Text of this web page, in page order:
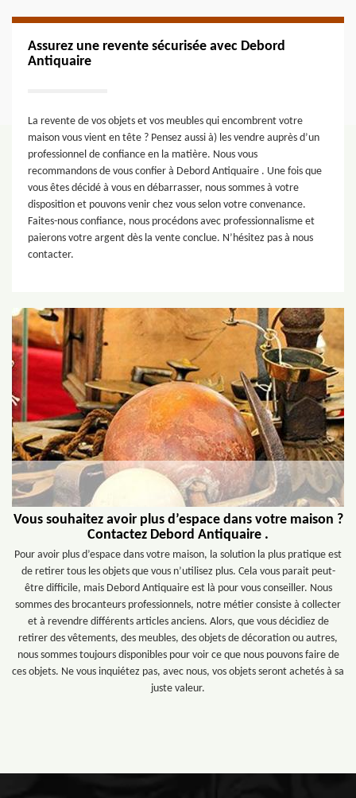
Assurez une revente sécurisée avec Debord
Antiquaire
La revente de vos objets et vos meubles qui encombrent votre
maison vous vient en tête ? Pensez aussi à) les vendre auprès d’un
professionnel de confiance en la matière. Nous vous
recommandons de vous confier à Debord Antiquaire . Une fois que
vous êtes décidé à vous en débarrasser, nous sommes à votre
disposition et pouvons venir chez vous selon votre convenance.
Faites-nous confiance, nous procédons avec professionnalisme et
paierons votre argent dès la vente conclue. N’hésitez pas à nous
contacter.
Vous souhaitez avoir plus d’espace dans votre maison ?
Contactez Debord Antiquaire .
Pour avoir plus d’espace dans votre maison, la solution la plus pratique est
de retirer tous les objets que vous n’utilisez plus. Cela vous parait peut-
être difficile, mais Debord Antiquaire est là pour vous conseiller. Nous
sommes des brocanteurs professionnels, notre métier consiste à collecter
et à revendre différents articles anciens. Alors, que vous décidiez de
retirer des vêtements, des meubles, des objets de décoration ou autres,
nous sommes toujours disponibles pour voir ce que nous pouvons faire de
ces objets. Ne vous inquiétez pas, avec nous, vos objets seront achetés à sa
juste valeur.